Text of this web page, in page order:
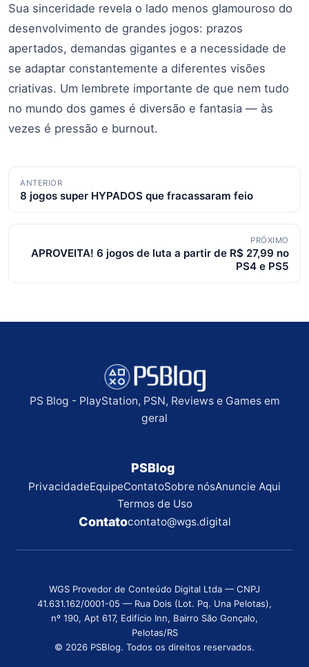
Sua sinceridade revela o lado menos glamouroso do
desenvolvimento de grandes jogos: prazos
apertados, demandas gigantes e a necessidade de
se adaptar constantemente a diferentes visões
criativas. Um lembrete importante de que nem tudo
no mundo dos games é diversão e fantasia — às
vezes é pressão e burnout.
Navegação
de
posts
ANTERIOR
8 jogos super HYPADOS que fracassaram feio
PRÓXIMO
APROVEITA! 6 jogos de luta a partir de R$ 27,99 no
PS4 e PS5
PS Blog - PlayStation, PSN, Reviews e Games em
geral
PSBlog
PrivacidadeEquipeContatoSobre nósAnuncie Aqui
Termos de Uso
Contatocontato@wgs.digital
WGS Provedor de Conteúdo Digital Ltda — CNPJ
41.631.162/0001-05 — Rua Dois (Lot. Pq. Una Pelotas),
nº 190, Apt 617, Edifício Inn, Bairro São Gonçalo,
Pelotas/RS
© 2026 PSBlog. Todos os direitos reservados.